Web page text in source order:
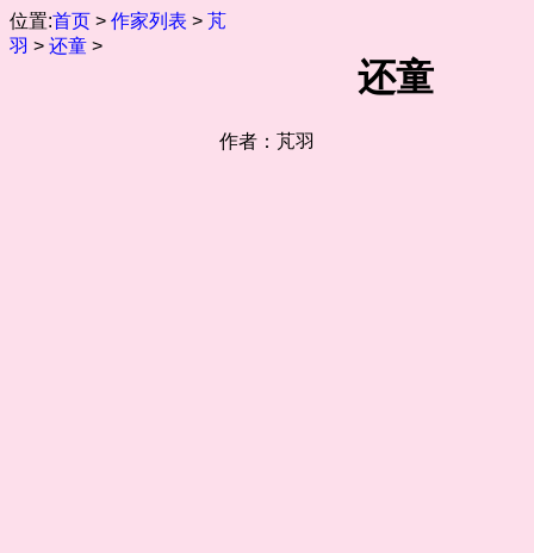
位置:首页 > 作家列表 > 芃
羽 > 还童 >
还童
作者：芃羽